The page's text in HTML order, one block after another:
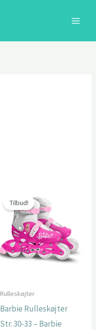
Tilbud!
Rulleskøjter
Barbie Rulleskøjter
Str. 30-33 – Barbie